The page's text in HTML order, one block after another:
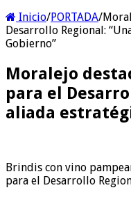
Inicio/PORTADA/
Desarrollo Regional:
Gobierno”
Moralejo
para el
aliada
Brindis con vino
para el Desarrollo